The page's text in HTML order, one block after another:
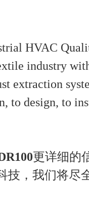
HVAC
industry
extraction
to design, to
更详细的
技，我们将尽